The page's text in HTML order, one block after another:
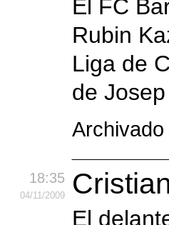
El FC
Rubin
Liga de
de
Archivado
18:35
04/11/2009
El